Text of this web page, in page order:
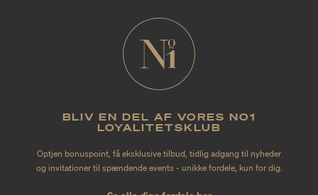
BLIV EN DEL AF VORES NO1
LOYALITETSKLUB
Optjen bonuspoint, få eksklusive tilbud, tidlig adgang til nyheder
og invitationer til spændende events - unikke fordele, kun for dig.